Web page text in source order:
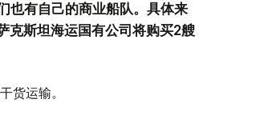
也有自己的商业船队。具体来
克斯坦海运国有公司将购买2艘
货运输。